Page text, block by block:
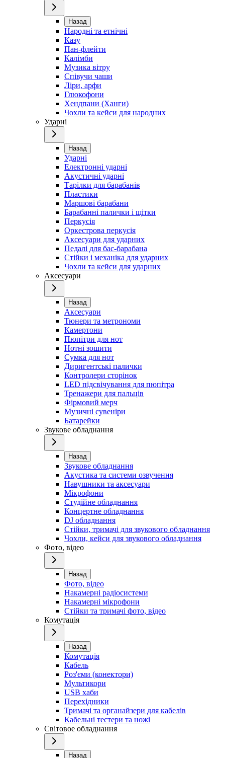
Назад
Народні та етнічні
Казу
Пан-флейти
Калімби
Музика вітру
Співучи чаши
Ліри, арфи
Глюкофони
Хендпани (Ханги)
Чохли та кейси для народних
Ударні
Назад
Ударні
Електронні ударні
Акустичні ударні
Тарілки для барабанів
Пластики
Маршові барабани
Барабанні палички і щітки
Перкусія
Оркестрова перкусія
Аксесуари для ударних
Педалі для бас-барабана
Стійки і механіка для ударних
Чохли та кейси для ударних
Аксесуари
Назад
Аксесуари
Тюнери та метрономи
Камертони
Пюпітри для нот
Нотні зошити
Сумка для нот
Диригентські палички
Контролери сторінок
LED підсвічування для пюпітра
Тренажери для пальців
Фірмовий мерч
Музичні сувеніри
Батарейки
Звукове обладнання
Назад
Звукове обладнання
Акустика та системи озвучення
Навушники та аксесуари
Мікрофони
Студійне обладнання
Концертне обладнання
DJ обладнання
Стійки, тримачі для звукового обладнання
Чохли, кейси для звукового обладнання
Фото, відео
Назад
Фото, відео
Накамерні радіосистеми
Накамерні мікрофони
Стійки та тримачі фото, відео
Комутація
Назад
Комутація
Кабель
Роз'єми (конектори)
Мультикори
USB хаби
Перехідники
Тримачі та органайзери для кабелів
Кабельні тестери та ножі
Світовое обладнання
Назад